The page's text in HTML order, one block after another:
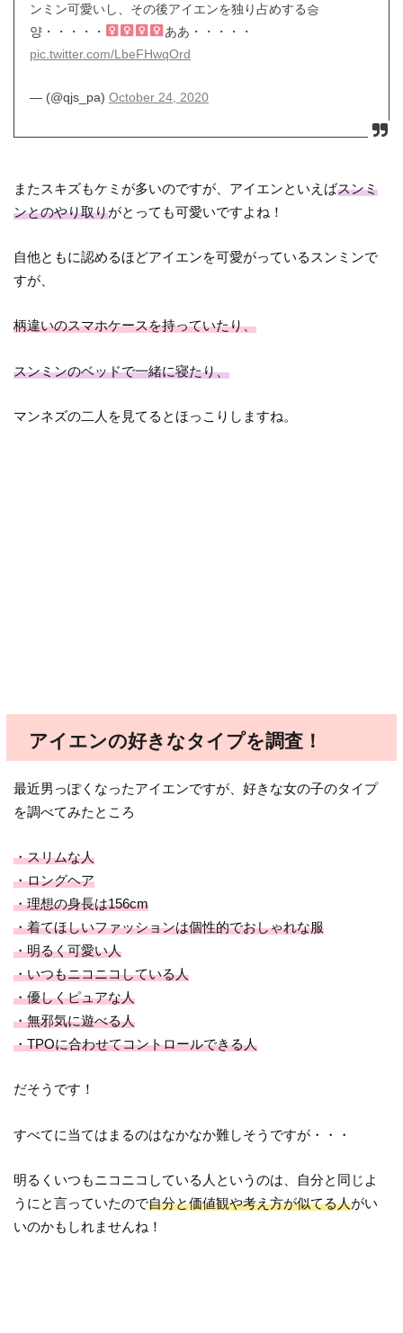
ンミン可愛いし、その後アイエンを独り占めする승
양・・・・・‍
ああ・・・・・
pic.twitter.com/LbeFHwqOrd
— (@qjs_pa) October 24, 2020
またスキズもケミが多いのですが、アイエンといえばスンミ
ンとのやり取りがとっても可愛いですよね！
自他ともに認めるほどアイエンを可愛がっているスンミンで
すが、
柄違いのスマホケースを持っていたり、
スンミンのベッドで一緒に寝たり、
マンネズの二人を見てるとほっこりしますね。
アイエンの好きなタイプを調査！
最近男っぽくなったアイエンですが、好きな女の子のタイプ
を調べてみたところ
・スリムな人
・ロングヘア
・理想の身長は156cm
・着てほしいファッションは個性的でおしゃれな服
・明るく可愛い人
・いつもニコニコしている人
・優しくピュアな人
・無邪気に遊べる人
・TPOに合わせてコントロールできる人
だそうです！
すべてに当てはまるのはなかなか難しそうですが・・・
明るくいつもニコニコしている人というのは、自分と同じよ
うにと言っていたので自分と価値観や考え方が似てる人がい
いのかもしれませんね！